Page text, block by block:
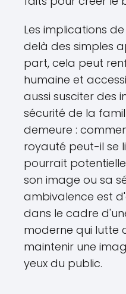
Les implications
delà des simples
part, cela peut
humaine et
aussi susciter des
sécurité de la
demeure :
royauté peut-il se
pourrait
son image ou sa
ambivalence est
dans le cadre
moderne qui lutte
maintenir une
yeux du public.